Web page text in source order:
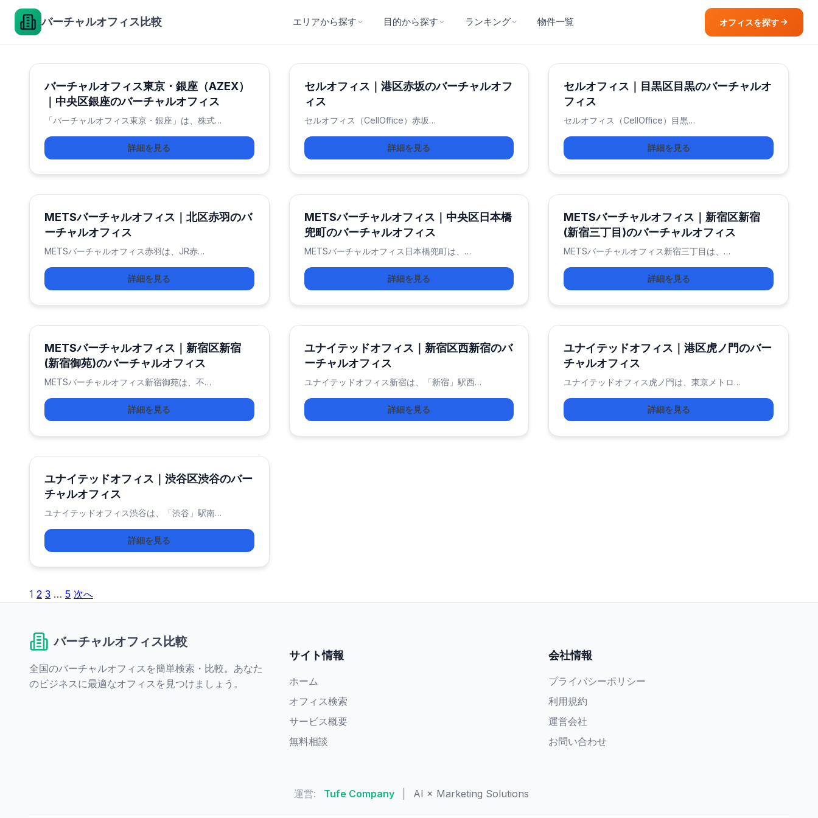
バーチャルオフィス比較 エリアから探す 目的から探す ランキング 物件一覧 オフィスを探す
バーチャルオフィス東京・銀座（AZEX）
｜中央区銀座のバーチャルオフィス
「バーチャルオフィス東京・銀座」は、株式…
詳細を見る
セルオフィス｜港区赤坂のバーチャルオフ
ィス
セルオフィス（CellOffice）赤坂…
詳細を見る
セルオフィス｜目黒区目黒のバーチャルオ
フィス
セルオフィス（CellOffice）目黒…
詳細を見る
METSバーチャルオフィス｜北区赤羽のバ
ーチャルオフィス
METSバーチャルオフィス赤羽は、JR赤…
詳細を見る
METSバーチャルオフィス｜中央区日本橋
兜町のバーチャルオフィス
METSバーチャルオフィス日本橋兜町は、…
詳細を見る
METSバーチャルオフィス｜新宿区新宿
(新宿三丁目)のバーチャルオフィス
METSバーチャルオフィス新宿三丁目は、…
詳細を見る
METSバーチャルオフィス｜新宿区新宿
(新宿御苑)のバーチャルオフィス
METSバーチャルオフィス新宿御苑は、不…
詳細を見る
ユナイテッドオフィス｜新宿区西新宿のバ
ーチャルオフィス
ユナイテッドオフィス新宿は、「新宿」駅西…
詳細を見る
ユナイテッドオフィス｜港区虎ノ門のバー
チャルオフィス
ユナイテッドオフィス虎ノ門は、東京メトロ…
詳細を見る
ユナイテッドオフィス｜渋谷区渋谷のバー
チャルオフィス
ユナイテッドオフィス渋谷は、「渋谷」駅南…
詳細を見る
投
の
ペ
ー
1 2 3 … 5 次へ
バーチャルオフィス比較
全国のバーチャルオフィスを簡単検索・比較。あなた
のビジネスに最適なオフィスを見つけましょう。
サイト情報
ホーム
オフィス検索
サービス概要
無料相談
会社情報
プライバシーポリシー
利用規約
運営会社
お問い合わせ
運営: Tufe Company AI × Marketing Solutions